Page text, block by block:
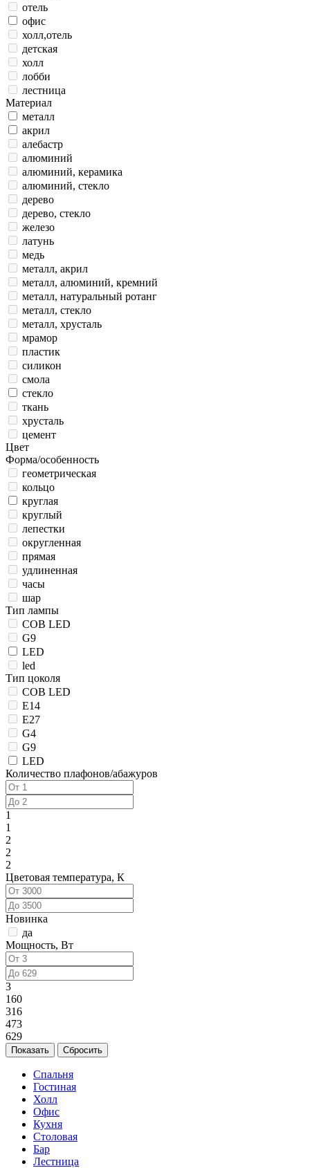
отель
офис
холл,отель
детская
холл
лобби
лестница
Материал
металл
акрил
алебастр
алюминий
алюминий, керамика
алюминий, стекло
дерево
дерево, стекло
железо
латунь
медь
металл, акрил
металл, алюминий, кремний
металл, натуральный ротанг
металл, стекло
металл, хрусталь
мрамор
пластик
силикон
смола
стекло
ткань
хрусталь
цемент
Цвет
Форма/особенность
геометрическая
кольцо
круглая
круглый
лепестки
округленная
прямая
удлиненная
часы
шар
Тип лампы
COB LED
G9
LED
led
Тип цоколя
COB LED
E14
E27
G4
G9
LED
Количество плафонов/абажуров
1
1
2
2
2
Цветовая температура, К
Новинка
да
Мощность, Вт
3
160
316
473
629
Спальня
Гостиная
Холл
Офис
Кухня
Столовая
Бар
Лестница